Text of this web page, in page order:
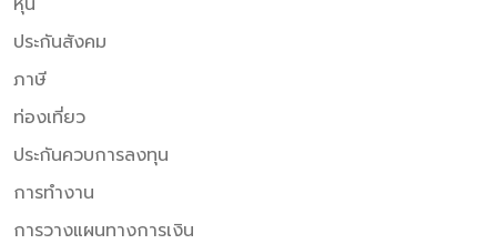
ที่ให้ผลประโยชน์ตอบแทนที่สูงเกินความเป็นจริง แนะ 3 วิธีรู้เท่า
ทันมิจฉาชีพก่อนเลือกลงทุนผ่อนทอง บุษบา กล่าวอีกว่า SGC ใน
CLICK2GOLD บริการสินเชื่อผ่อนทองรูปพรรณ พร้อมการันตีได้
ทอง 100% เมื่อผ่อนครบสัญญา ในราคาที่ยุติธรรมตรงตามจริง
ณ วันเริ่มสัญญา โดยเราได้จับมือกับผู้นำธุรกิจค้าทองคำและ
เครื่องประดับเพชรชั้นนำ ให้บริการผ่อนทองบนแพลตฟอร์มไลน์
กลุ่มผู้ที่ไม่ได้มีรายได้ประจำ อาชีพพ่อค้า แม่ค้า รับจ้าง คนรุ่นใหม่
ที่ประกอบอาชีพอิสระ ฟรีแลนซ์ ให้สามารถเป็นเจ้าของทอง เพื่อ
ประกันสังคม
ภาษี
ท่องเที่ยว
ประกันควบการลงทุน
การทำงาน
การวางแผนทางการเงิน